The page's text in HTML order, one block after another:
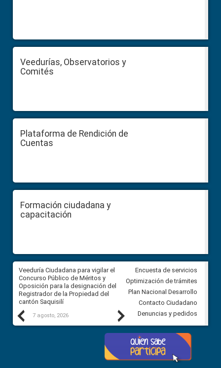
Veedurías, Observatorios y
Comités
Plataforma de Rendición de
Cuentas
Formación ciudadana y
capacitación
Previous
Veeduría Ciudadana para vigilar el
Concurso Público de Méritos y
Oposición para la designación del
Registrador de la Propiedad del
cantón Saquisilí
7 agosto, 2026
Veeduría Ciudadana para
construcción del asfaltado de
Ballenita del cantón Santa
7 agosto, 2026
Next
Encuesta de servicios
Optimización de trámites
Plan Nacional Desarrollo
Contacto Ciudadano
Denuncias y pedidos